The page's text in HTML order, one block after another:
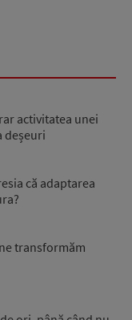
activitatea unei
deșeuri
că adaptarea
transformăm